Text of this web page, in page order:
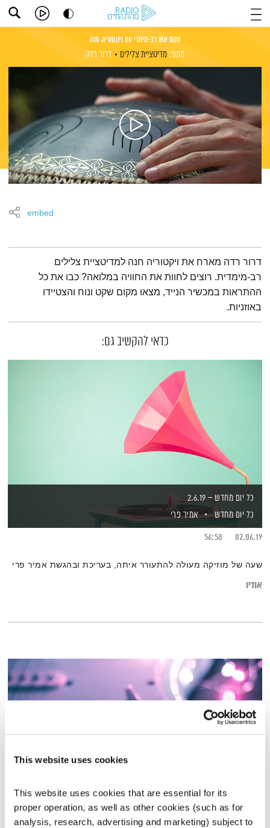
This website uses cookies
This website uses cookies that are essential for its
proper operation, as well as other cookies (such as for
analysis, research, advertising and marketing) subject to
טקס אש רב-מימדי עם ויקטוריה חנה
מתוך: מדיטציית צלילים דרור רדה
embed
תמצית הפודקאסט
דרור רדה מארח את ויקטוריה חנה למדיטציית צלילים
רב-מימדית. רוצים לחוות את החוויה במלואה? כבו את כל
ההתראות במכשיר הנייד, מצאו מקום שקט ונוח והצטיידו
באוזניות.
כדאי להקשיב גם:
כל יום מחדש – 2.6.19
כל יום מחדש
אמיר פרי
02.06.19
56:58
שעה של מוזיקה מעולה להתעורר איתה, בעריכת ובהגשת אמיר פרי
אודיו
כל יום מחדש – 12.5.19
כל יום מחדש
אמיר פרי